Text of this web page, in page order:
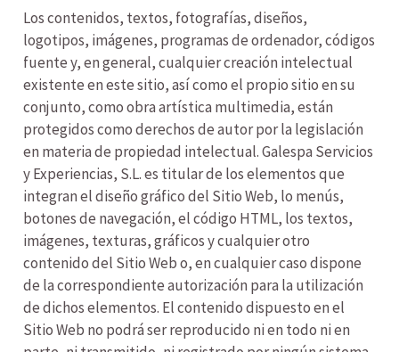
Los contenidos, textos, fotografías, diseños,
logotipos, imágenes, programas de ordenador, códigos
fuente y, en general, cualquier creación intelectual
existente en este sitio, así como el propio sitio en su
conjunto, como obra artística multimedia, están
protegidos como derechos de autor por la legislación
en materia de propiedad intelectual. Galespa Servicios
y Experiencias, S.L. es titular de los elementos que
integran el diseño gráfico del Sitio Web, lo menús,
botones de navegación, el código HTML, los textos,
imágenes, texturas, gráficos y cualquier otro
contenido del Sitio Web o, en cualquier caso dispone
de la correspondiente autorización para la utilización
de dichos elementos. El contenido dispuesto en el
Sitio Web no podrá ser reproducido ni en todo ni en